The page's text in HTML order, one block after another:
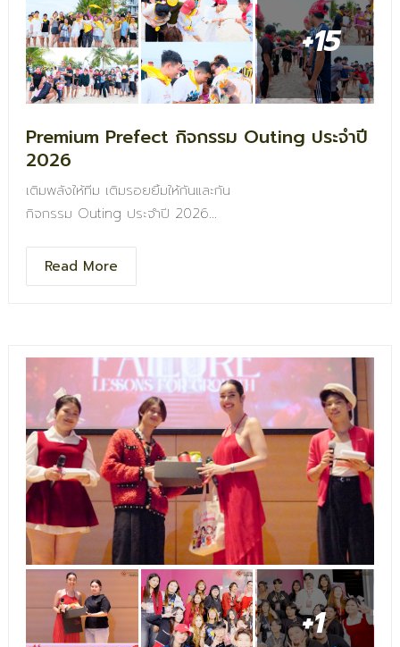
+15
Premium Prefect กิจกรรม Outing ประจำปี
2026
เติมพลังให้ทีม เติมรอยยิ้มให้กันและกัน
กิจกรรม Outing ประจำปี 2026
ทั้งเสียงหัวเราะ ความสนุก และช่วงเวลาพักผ่อนที่มีค่า
.
Read More
+1